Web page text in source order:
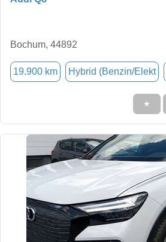
Bochum, 44892
19.900 km Hybrid (Benzin/Elekt
★